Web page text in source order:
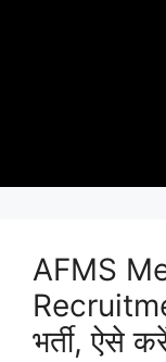
AFMS
भर्ती, ऐसे